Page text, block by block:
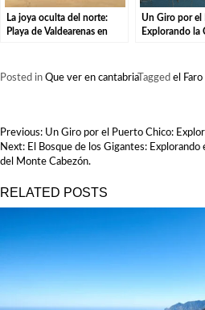
La joya oculta del norte:
Playa de Valdearenas en
Un Giro por el
Explorando la
Posted in Que ver en cantabriaTagged el
NAVEGACIÓN
DE
ENTRADAS
Previous: Un Giro por el Puerto Chico:
Next: El Bosque de los Gigantes: Explorando
del Monte Cabezón.
RELATED POSTS